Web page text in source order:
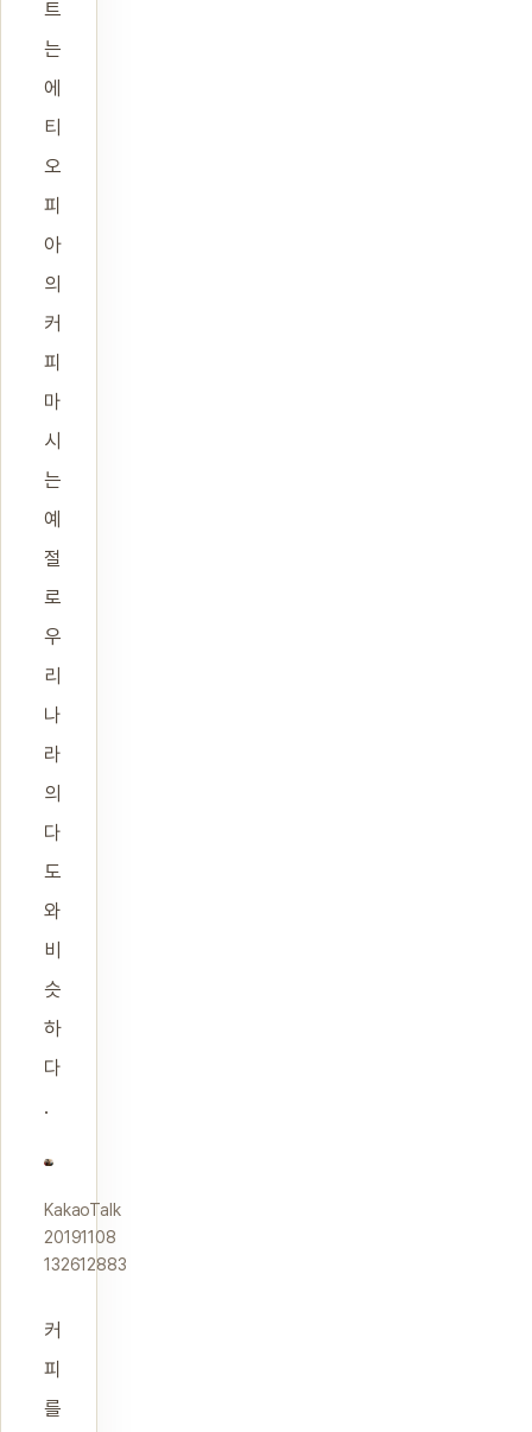
트
는
에
티
오
피
아
의
커
피
마
시
는
예
절
로
우
리
나
라
의
다
도
와
비
슷
하
다
.
KakaoTalk
20191108
132612883
커
피
를